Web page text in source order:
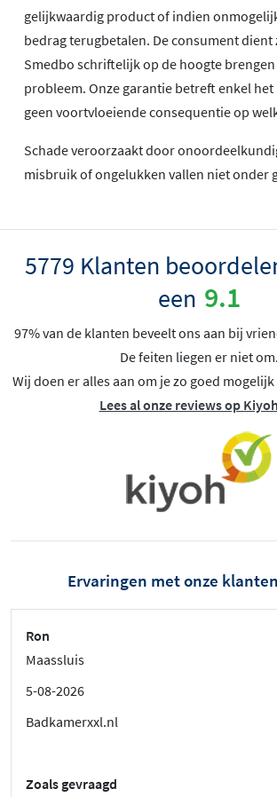
gelijkwaardig product of indien
bedrag terugbetalen. De consument
Smedbo schriftelijk op de hoogte
probleem. Onze garantie betreft enkel
geen voortvloeiende consequentie op
Schade veroorzaakt door
misbruik of ongelukken vallen niet onder
5779 Klanten
een 9.1
97% van de klanten beveelt ons aan bij
De feiten liegen er niet om.
Wij doen er alles aan om je zo goed
Lees al onze reviews op Kiyoh
Ervaringen met onze
Ron
Maassluis
5-08-2026
Badkamerxxl.nl
Zoals gevraagd